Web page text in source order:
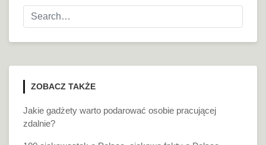
ZOBACZ TAKŻE
Jakie gadżety warto podarować osobie pracującej
zdalnie?